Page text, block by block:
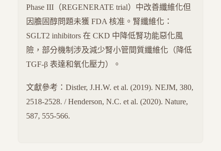
Phase III（REGENERATE trial）中改善纖維化但
因膽固醇問題未獲 FDA 核准。腎纖維化：
SGLT2 inhibitors 在 CKD 中降低腎功能惡化風
險，部分機制涉及減少腎小管間質纖維化（降低
TGF-β 表達和氧化壓力）。
文獻參考：Distler, J.H.W. et al. (2019). NEJM, 380,
2518-2528. / Henderson, N.C. et al. (2020). Nature,
587, 555-566.